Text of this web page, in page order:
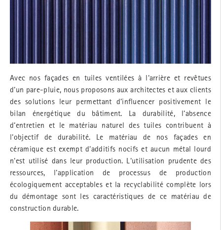
Avec nos façades en tuiles ventilées à l‘arrière et revêtues
d‘un pare-pluie, nous proposons aux architectes et aux clients
des solutions leur permettant d‘influencer positivement le
bilan énergétique du bâtiment. La durabilité, l‘absence
d‘entretien et le matériau naturel des tuiles contribuent à
l‘objectif de durabilité. Le matériau de nos façades en
céramique est exempt d‘additifs nocifs et aucun métal lourd
n‘est utilisé dans leur production. L‘utilisation prudente des
ressources, l‘application de processus de production
écologiquement acceptables et la recyclabilité complète lors
du démontage sont les caractéristiques de ce matériau de
construction durable.